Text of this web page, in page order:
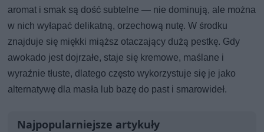
aromat i smak są dość subtelne — nie dominują, ale można
w nich wyłapać delikatną, orzechową nutę. W środku
znajduje się miękki miąższ otaczający dużą pestkę. Gdy
awokado jest dojrzałe, staje się kremowe, maślane i
wyraźnie tłuste, dlatego często wykorzystuje się je jako
alternatywę dla masła lub bazę do past i smarowideł.
Najpopularniejsze artykuły